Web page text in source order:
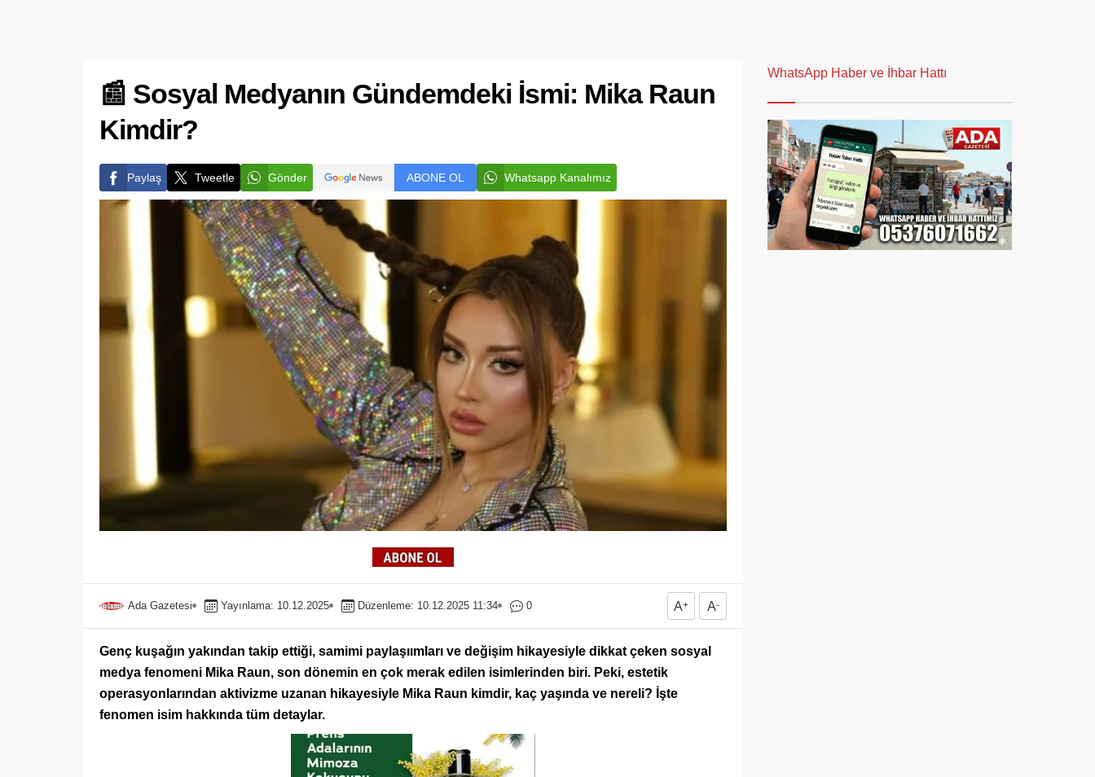
📰 Sosyal Medyanın Gündemdeki İsmi: Mika Raun
Kimdir?
Paylaş Tweetle Gönder ABONE OL Whatsapp Kanalımız
Ada Gazetesi Yayınlama: 10.12.2025 Düzenleme: 10.12.2025 11:34 0 A+ A-
Genç kuşağın yakından takip ettiği, samimi paylaşıımları ve değişim hikayesiyle dikkat çeken sosyal
medya fenomeni Mika Raun, son dönemin en çok merak edilen isimlerinden biri. Peki, estetik
operasyonlarından aktivizme uzanan hikayesiyle Mika Raun kimdir, kaç yaşında ve nereli? İşte
fenomen isim hakkında tüm detaylar.
WhatsApp Haber ve İhbar Hattı